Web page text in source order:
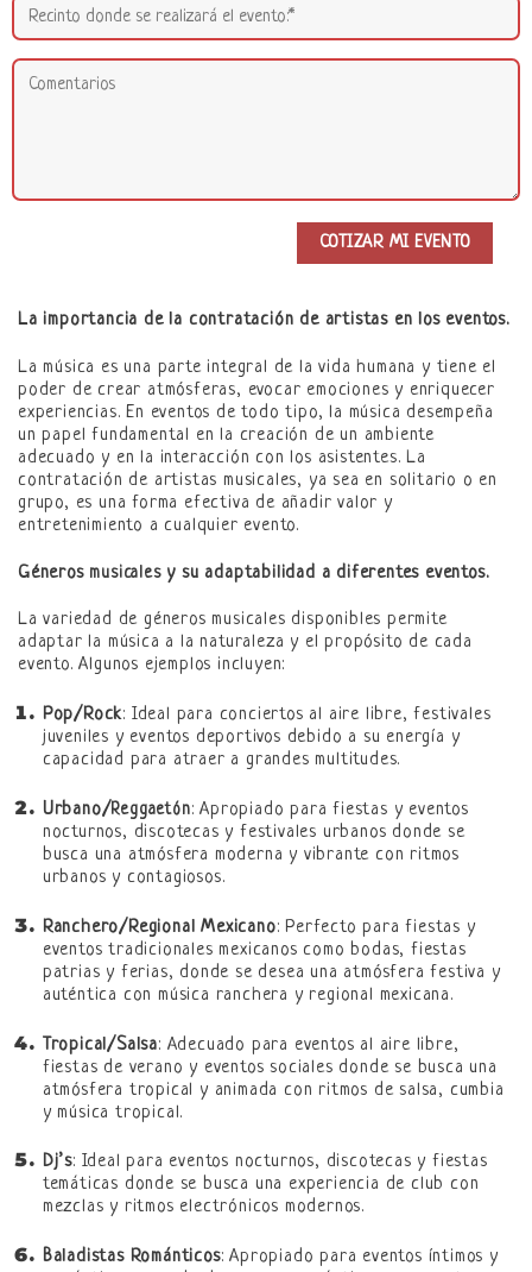
La importancia de la contratación de artistas en los eventos.
La música es una parte integral de la vida humana y tiene el
poder de crear atmósferas, evocar emociones y enriquecer
experiencias. En eventos de todo tipo, la música desempeña
un papel fundamental en la creación de un ambiente
adecuado y en la interacción con los asistentes. La
contratación de artistas musicales, ya sea en solitario o en
grupo, es una forma efectiva de añadir valor y
entretenimiento a cualquier evento.
Géneros musicalesy su adaptabilidad a diferentes eventos.
La variedad de géneros musicales disponibles permite
adaptar la música a la naturaleza y el propósito de cada
evento. Algunos ejemplos incluyen:
Pop/Rock: Ideal para conciertos al aire libre, festivales
juveniles y eventos deportivos debido a su energía y
capacidad para atraer a grandes multitudes.
Urbano/Reggaetón: Apropiado para fiestas y eventos
nocturnos, discotecas y festivales urbanos donde se
busca una atmósfera moderna y vibrante con ritmos
urbanos y contagiosos.
Ranchero/Regional Mexicano: Perfecto para fiestas y
eventos tradicionales mexicanos como bodas, fiestas
patrias y ferias, donde se desea una atmósfera festiva y
auténtica con música ranchera y regional mexicana.
Tropical/Salsa: Adecuado para eventos al aire libre,
fiestas de verano y eventos sociales donde se busca una
atmósfera tropical y animada con ritmos de salsa, cumbia
y música tropical.
Dj’s: Ideal para eventos nocturnos, discotecas y fiestas
temáticas donde se busca una experiencia de club con
mezclas y ritmos electrónicos modernos.
Baladistas Románticos: Apropiado para eventos íntimos y